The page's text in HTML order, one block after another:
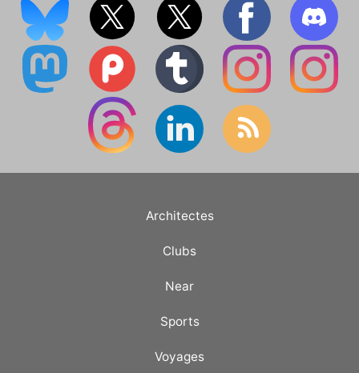
Architectes
Clubs
Near
Sports
Voyages